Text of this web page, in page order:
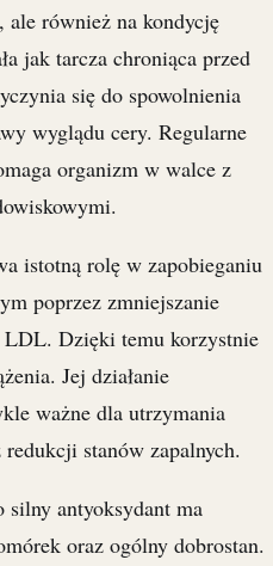
ale również na kondycję
jak tarcza chroniąca przed
się do spowolnienia
wyglądu cery. Regularne
organizm w walce z
istotną rolę w zapobieganiu
poprzez zmniejszanie
Dzięki temu korzystnie
Jej działanie
ważne dla utrzymania
stanów zapalnych.
antyoksydant ma
oraz ogólny dobrostan.